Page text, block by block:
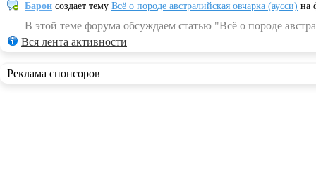
Барон создает тему Всё о породе австралийская овчарка (аусси) на
В этой теме форума обсуждаем статью "Всё о породе
Вся лента активности
Реклама спонсоров